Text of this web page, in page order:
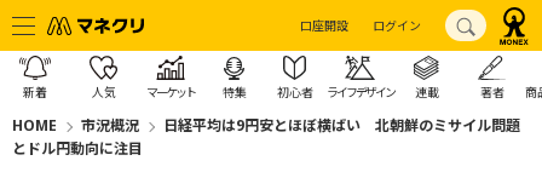
口座開設 ログイン
新着 人気 マーケット 特集 初心者 ライフデザイン 連載 著者 商
HOME 市況概況
日経平均は9円安とほぼ横ばい 北朝鮮のミサイル問題
とドル円動向に注目